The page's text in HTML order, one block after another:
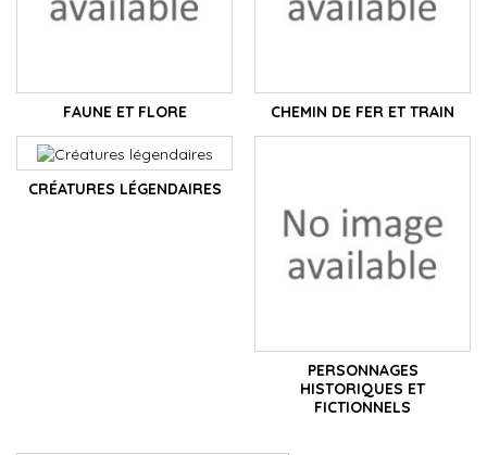
FAUNE ET FLORE CHEMIN DE FER ET TRAIN
CRÉATURES LÉGENDAIRES
PERSONNAGES
HISTORIQUES ET
FICTIONNELS